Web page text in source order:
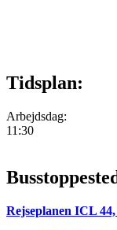
Tidsplan:
Arbejdsdag:
11:30
Rejseplanen ICL